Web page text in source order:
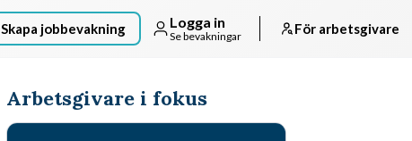
Skapa jobbevakning Logga in
Se bevakningar För arbetsgivare
Arbetsgivare i fokus